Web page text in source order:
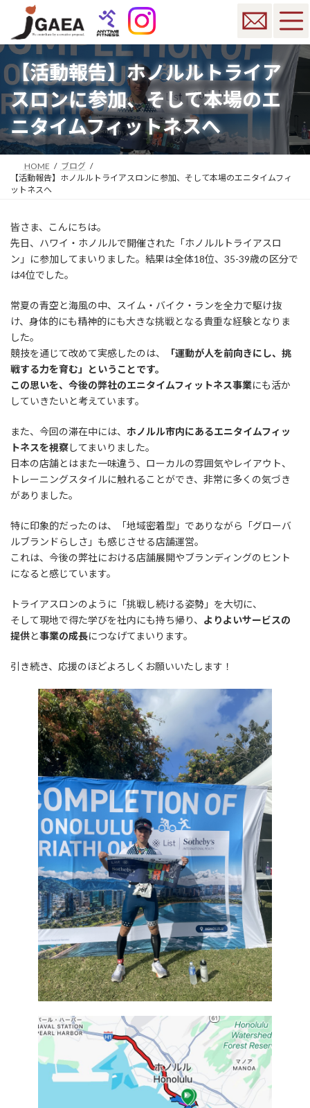
ン
ツ
へ
キ
ッ
プ
ー
シ
ョ
に
移
動
【活動報告】ホノルルトライア
スロンに参加、そして本場のエ
ニタイムフィットネスへ
HOME
ブログ
【活動報告】ホノルルトライアスロンに参加、そして本場のエニタイムフィ
ットネスへ
皆さま、こんにちは。
先日、ハワイ・ホノルルで開催された「ホノルルトライアスロ
ン」に参加してまいりました。結果は全体18位、35-39歳の区分で
は4位でした。
常夏の青空と海風の中、スイム・バイク・ランを全力で駆け抜
け、身体的にも精神的にも大きな挑戦となる貴重な経験となりま
した。
競技を通じて改めて実感したのは、
「運動が人を前向きにし、挑
戦する力を育む」ということです。
この思いを、今後の弊社のエニタイムフィットネス事業にも活か
していきたいと考えています。
また、今回の滞在中には、 ホノルル市内にあるエニタイムフィッ
トネスを視察してまいりました。
日本の店舗とはまた一味違う、ローカルの雰囲気やレイアウト、
トレーニングスタイルに触れることができ、非常に多くの気づき
がありました。
特に印象的だったのは、「地域密着型」でありながら「グローバ
ルブランドらしさ」も感じさせる店舗運営。
これは、今後の弊社における店舗展開やブランディングのヒント
になると感じています。
トライアスロンのように「挑戦し続ける姿勢」を大切に、
そして現地で得た学びを社内にも持ち帰り、 よりよいサービスの
提供と事業の成長につなげてまいります。
引き続き、応援のほどよろしくお願いいたします！